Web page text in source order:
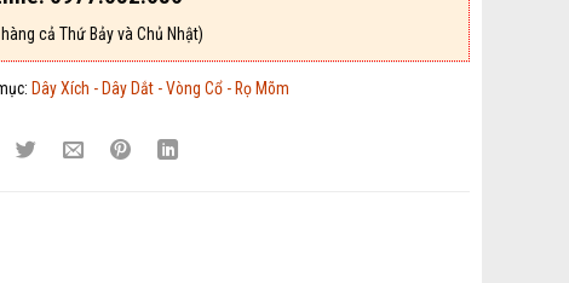
cả Thứ Bảy và Chủ Nhật)
Dây Xích - Dây Dắt - Vòng Cổ - Rọ Mõm